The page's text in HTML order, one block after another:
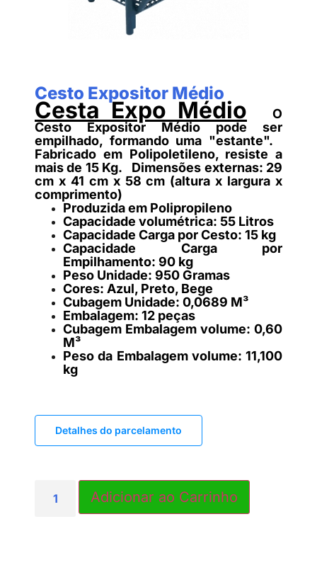
Cesto Expositor Médio
Cesta Expo Médio
O
Cesto Expositor Médio pode ser
empilhado, formando uma "estante".
Fabricado em Polipoletileno, resiste a
mais de 15 Kg.
Dimensões externas: 29
cm x 41 cm x 58 cm (altura x largura x
comprimento)
Produzida em Polipropileno
Capacidade volumétrica: 55 Litros
Capacidade Carga por Cesto: 15 kg
Capacidade Carga por
Empilhamento: 90 kg
Peso Unidade: 950 Gramas
Cores: Azul, Preto, Bege
Cubagem Unidade: 0,0689 M³
Embalagem: 12 peças
Cubagem Embalagem volume: 0,60
M³
Peso da Embalagem volume: 11,100
kg
Detalhes do parcelamento